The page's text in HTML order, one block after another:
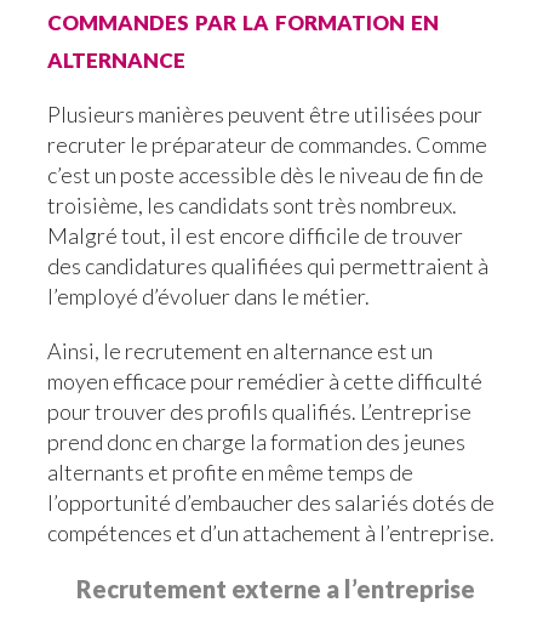
commandes par la formation en
alternance
Plusieurs manières peuvent être utilisées pour
recruter le préparateur de commandes. Comme
c’est un poste accessible dès le niveau de fin de
troisième, les candidats sont très nombreux.
Malgré tout, il est encore difficile de trouver
des candidatures qualifiées qui permettraient à
l’employé d’évoluer dans le métier.
Ainsi, le recrutement en alternance est un
moyen efficace pour remédier à cette difficulté
pour trouver des profils qualifiés. L’entreprise
prend donc en charge la formation des jeunes
alternants et profite en même temps de
l’opportunité d’embaucher des salariés dotés de
compétences et d’un attachement à l’entreprise.
Recrutement externe a l’entreprise